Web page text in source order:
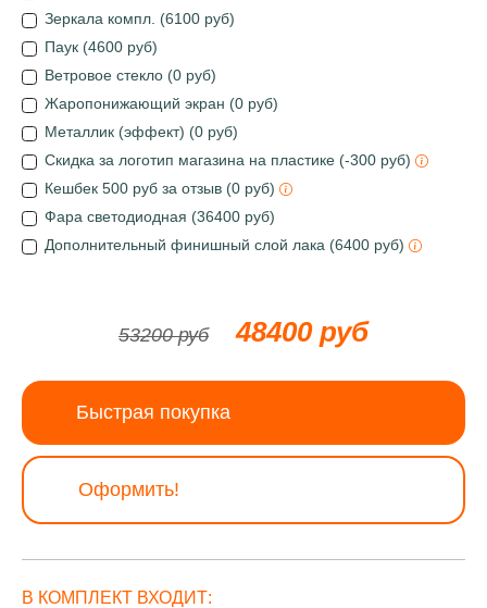
Зеркала компл. (6100 руб)
Паук (4600 руб)
Ветровое стекло (0 руб)
Жаропонижающий экран (0 руб)
Металлик (эффект) (0 руб)
Скидка за логотип магазина на пластике (-300 руб)
Кешбек 500 руб за отзыв (0 руб)
Фара светодиодная (36400 руб)
Дополнительный финишный слой лака (6400 руб)
53200 руб 48400 руб
Быстрая покупка
Оформить!
В КОМПЛЕКТ ВХОДИТ: